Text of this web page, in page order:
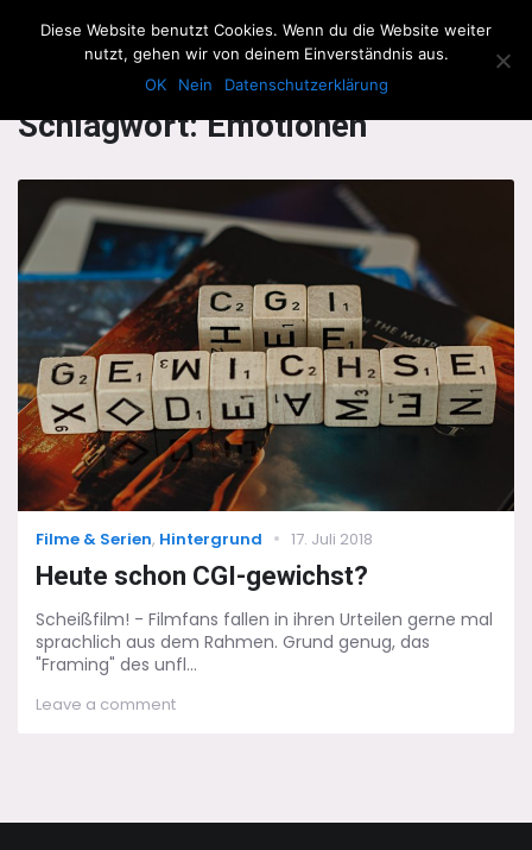
The Howling Men
Schlagwort:Emotionen
Categories
Filme & Serien, Hintergrund
Posted
17. Juli 2018
Heute schon CGI-gewichst?
Scheißfilm! - Filmfans fallen in ihren Urteilen gerne mal
sprachlich aus dem Rahmen. Grund genug, das
"Framing" des unfl...
Leave a commenton
Diese Website benutzt Cookies. Wenn du die Website weiter
nutzt, gehen wir von deinem Einverständnis aus.
OK
Nein Datenschutzerklärung